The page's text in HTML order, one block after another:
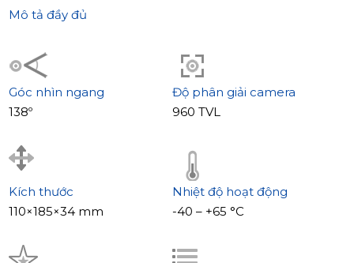
module MA-08.
Mô tả đầy đủ
Góc nhìn ngang
138º
Độ phân giải camera
960 TVL
Kích thước
110×185×34 mm
Nhiệt độ hoạt động
-40 – +65 °С